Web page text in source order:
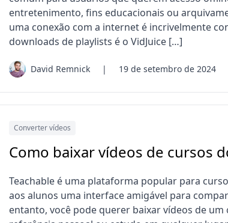
entretenimento, fins educacionais ou
uma conexão com a internet é incrivelmente
downloads de playlists é o VidJuice […]
David Remnick | 19 de setembro de 2024
Converter vídeos
Como baixar vídeos de cursos
Teachable é uma plataforma popular para
aos alunos uma interface amigável para
entanto, você pode querer baixar vídeos de